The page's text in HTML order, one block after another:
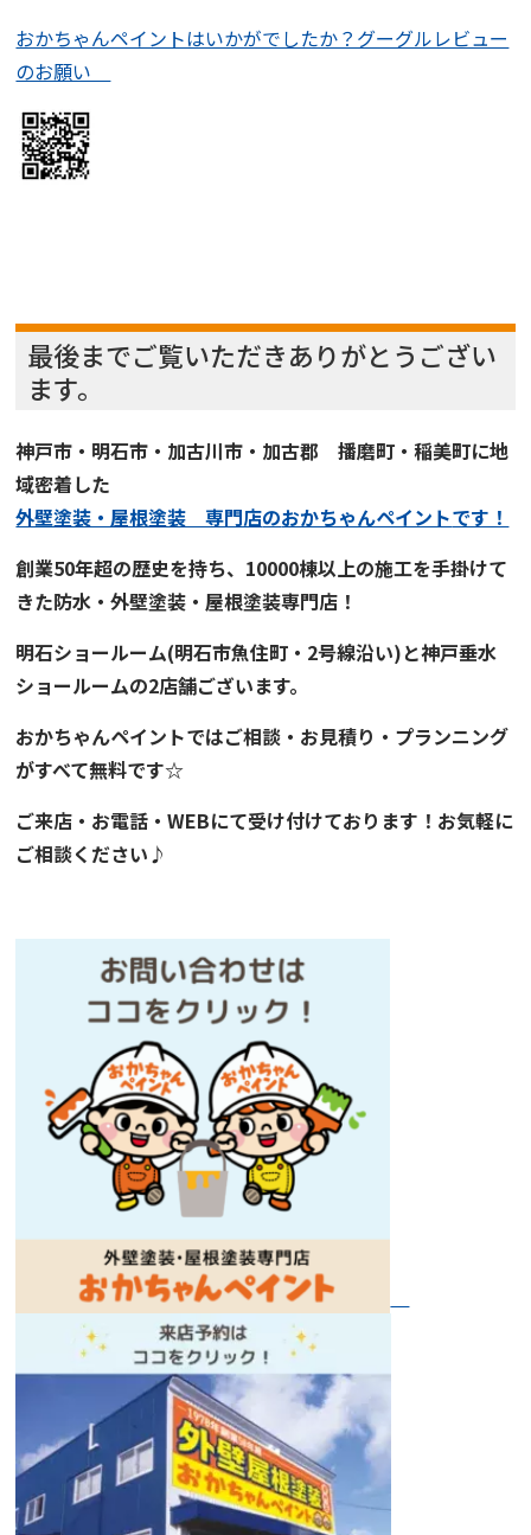
おかちゃんペイントはいかがでしたか？グーグルレビュー
のお願い
最後までご覧いただきありがとうござい
ます。
神戸市・明石市・加古川市・加古郡 播磨町・稲美町に地
域密着した
外壁塗装・屋根塗装 専門店のおかちゃんペイントです！
創業50年超の歴史を持ち、 10000棟以上の施工を手掛けて
きた防水・外壁塗装・屋根塗装専門店！
明石ショールーム(明石市魚住町・2号線沿い)と神戸垂水
ショールームの2店舗ございます。
おかちゃんペイントではご相談・お見積り・プランニング
がすべて無料です☆
ご来店・お電話・WEBにて受け付けております！お気軽に
ご相談ください♪